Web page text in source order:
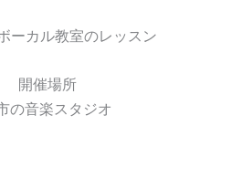
ーカル教室のレッスン
開催場所
の音楽スタジオ